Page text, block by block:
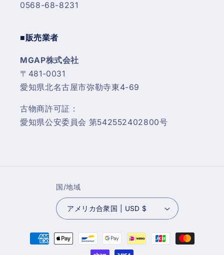
0568-68-8231
■販売業者
MGAP株式会社
〒481-0031
愛知県北名古屋市弥勒寺東4-69
古物商許可証：
愛知県公安委員会 第542552402800号
国/地域
アメリカ合衆国 | USD $